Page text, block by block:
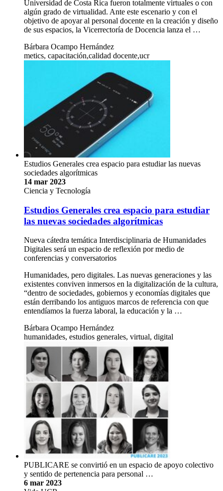
Universidad de Costa Rica fueron totalmente virtuales o con
algún grado de virtualidad. Ante este escenario y con el
objetivo de apoyar al personal docente en la creación y diseño
de sus espacios, la Vicerrectoría de Docencia lanza el …
Bárbara Ocampo Hernández
metics, capacitación,calidad docente,ucr
Estudios Generales crea espacio para estudiar las nuevas
sociedades algorítmicas
14 mar 2023
Ciencia y Tecnología
Estudios Generales crea espacio para estudiar
las nuevas sociedades algorítmicas
Nueva cátedra temática Interdisciplinaria de Humanidades
Digitales será un espacio de reflexión por medio de
conferencias y conversatorios
Humanidades, pero digitales. Las nuevas generaciones y las
existentes conviven inmersos en la digitalización de la cultura,
“dentro de sociedades, gobiernos y economías digitales que
están derribando los antiguos marcos de referencia con que
entendíamos la fuerza laboral, la educación y la …
Bárbara Ocampo Hernández
humanidades, estudios generales, virtual, digital
PUBLICARE se convirtió en un espacio de apoyo colectivo
y sentido de pertenencia para personal …
6 mar 2023